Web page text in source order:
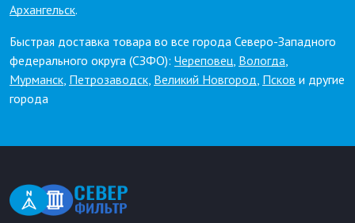
Архангельск.
Быстрая доставка товара во все города Северо-Западного
федерального округа (СЗФО): Череповец, Вологда,
Мурманск, Петрозаводск, Великий Новгород, Псков и другие
города